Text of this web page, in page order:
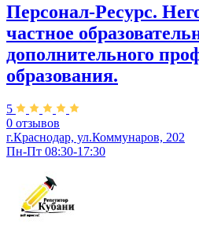
Персонал-Ресурс.
частное
дополнительного
образования.
5
0 отзывов
г.Краснодар, ул.Коммунаров, 202
Пн-Пт 08:30-17:30